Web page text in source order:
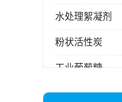
水处理絮凝剂
粉状活性炭
工业葡萄糖
废气处理活性炭